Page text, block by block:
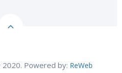
Powered by: ReWeb